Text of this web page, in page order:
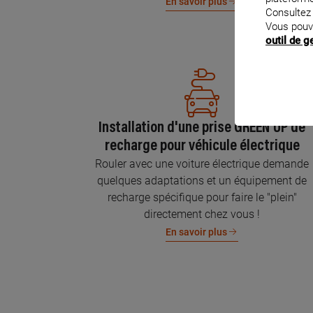
Installation d'une prise GREEN'UP de
recharge pour véhicule électrique
Rouler avec une voiture électrique demande
quelques adaptations et un équipement de
recharge spécifique pour faire le "plein"
directement chez vous !
En savoir plus
Vous
outil de